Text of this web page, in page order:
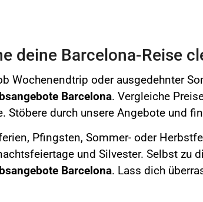
deine Barcelona-Reise
Wochenendtrip oder ausgedehnter
Barcelona. Vergleiche
Stöbere durch unsere Angebote und
Pfingsten, Sommer- oder
und Silvester. Selbst zu
Barcelona. Lass dich